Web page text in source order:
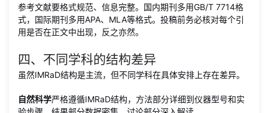
参考文献要格式规范、信息完整。国内期刊多用GB/T 7714格
式，国际期刊多用APA、MLA等格式。投稿前务必核对每个引
用是否在正文中出现，反之亦然。
四、不同学科的结构差异
虽然IMRaD结构是主流，但不同学科在具体安排上存在差异。
自然科学严格遵循IMRaD结构，方法部分详细到仪器型号和实